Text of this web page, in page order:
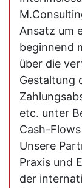
Ansatz um
beginnend
über die
Gestaltung
etc. unter
Cash-
Unsere
Praxis und
der